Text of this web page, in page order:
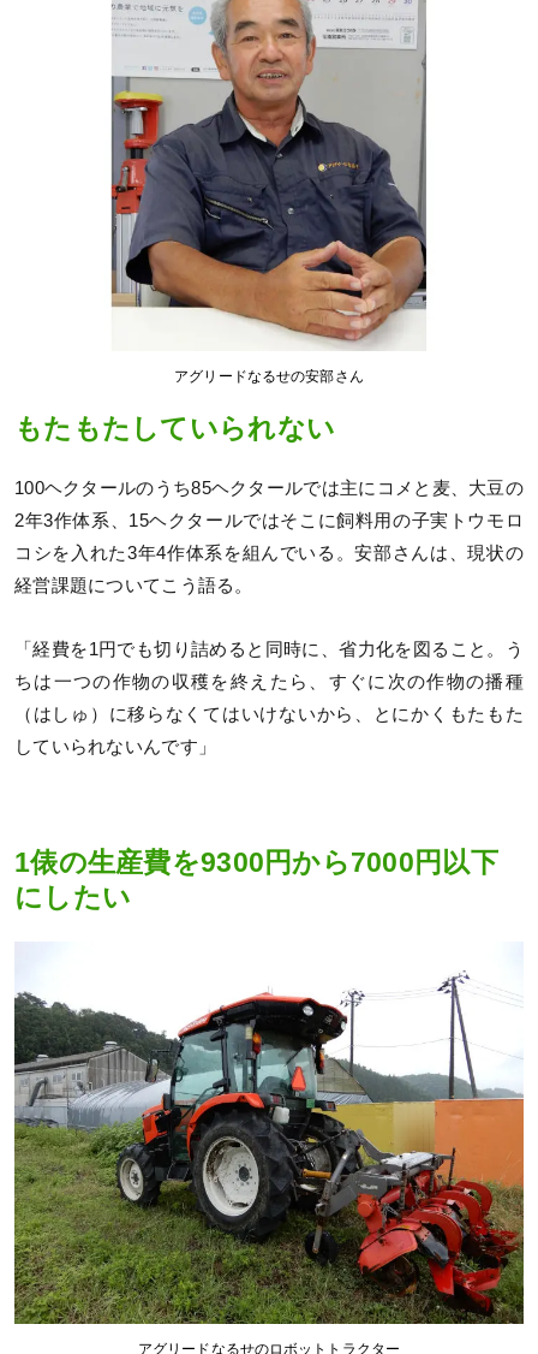
アグリードなるせの安部さん
もたもたしていられない
100ヘクタールのうち85ヘクタールでは主にコメと麦、大豆の
2年3作体系、15ヘクタールではそこに飼料用の子実トウモロ
コシを入れた3年4作体系を組んでいる。安部さんは、現状の
経営課題についてこう語る。
「経費を1円でも切り詰めると同時に、省力化を図ること。う
ちは一つの作物の収穫を終えたら、すぐに次の作物の播種
（はしゅ）に移らなくてはいけないから、とにかくもたもた
していられないんです」
1俵の生産費を9300円から7000円以下
にしたい
アグリードなるせのロボットトラクター